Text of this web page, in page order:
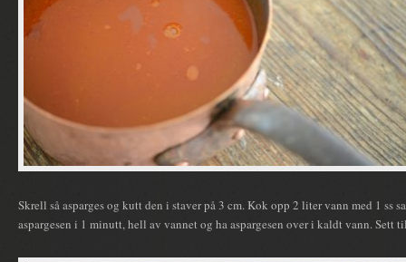
Skrell så asparges og kutt den i staver på 3 cm. Kok opp 2 liter vann med 1 ss
aspargesen i 1 minutt, hell av vannet og ha aspargesen over i kaldt vann. Sett